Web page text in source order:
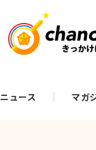
ニュース マガ